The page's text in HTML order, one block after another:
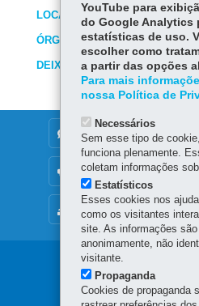
LOCAIS DE ATENDIMENTO
ÓRGÃO RESPONSÁVEL
DEIXE SUA OPINIÃO
MAPA DO SITE
DENUNCIE CORRUPÇÃO
OUVIDORIA
Navegação
principal
YouTube para
do Google Analytics
estatísticas de uso.
escolher como
a partir das opções
Para mais
nossa Política de
Necessários
Sem esse tipo de
funciona plenamente.
coletam informações
Estatísticos
Esses cookies nos
como os visitantes
site. As informações
anonimamente, não
visitante.
Propaganda
Cookies de propaganda